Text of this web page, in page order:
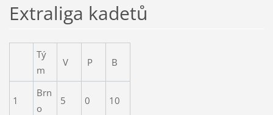
Extraliga kadetů
Tý
m
V P B
1
Brn
o
5 0 10